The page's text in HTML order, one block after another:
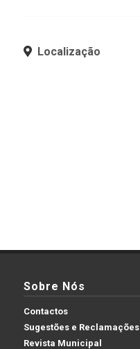
Localização
Sobre Nós
Contactos
Sugestões e Reclamações
Revista Municipal